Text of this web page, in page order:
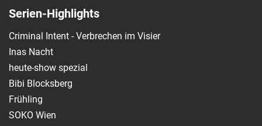
Serien-Highlights
Criminal Intent - Verbrechen im Visier
Inas Nacht
heute-show spezial
Bibi Blocksberg
Frühling
SOKO Wien